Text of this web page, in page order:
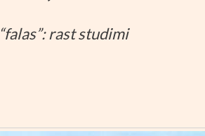
rast studimi